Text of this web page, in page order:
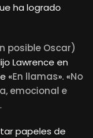
ha logrado
posible Oscar)
Lawrence en
«En llamas». «No
emocional e
papeles de